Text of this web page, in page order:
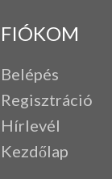
FIÓKOM
Belépés
Regisztráció
Hírlevél
Kezdőlap